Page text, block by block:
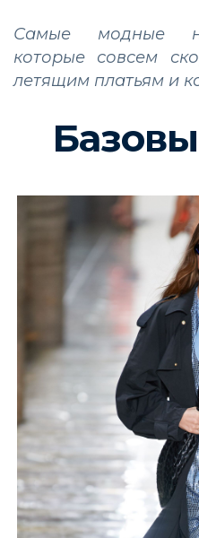
Самые модные
которые совсем
летящим платьям и